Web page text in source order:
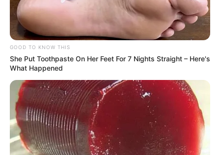
GOOD TO KNOW THIS
She Put Toothpaste On Her Feet For 7 Nights Straight – Here's
What Happened